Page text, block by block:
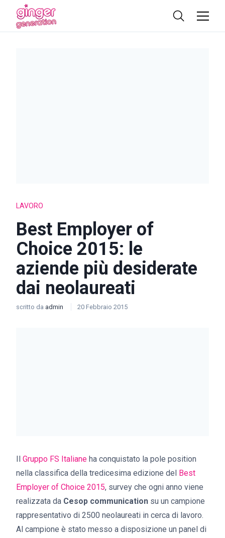
LAVORO
Best Employer of
Choice 2015: le
aziende più desiderate
dai neolaureati
scritto da admin 20 Febbraio 2015
Il Gruppo FS Italiane ha conquistato la pole position
nella classifica della tredicesima edizione del Best
Employer of Choice 2015, survey che ogni anno viene
realizzata da Cesop communication su un campione
rappresentativo di 2500 neolaureati in cerca di lavoro.
Al campione è stato messo a disposizione un panel di